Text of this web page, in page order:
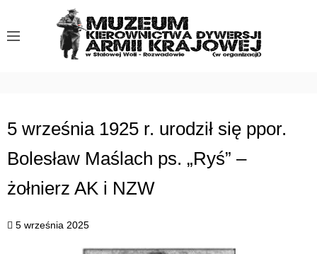
5 września 1925 r. urodził się ppor.
Bolesław Maślach ps. „Ryś” –
żołnierz AK i NZW
5 września 2025